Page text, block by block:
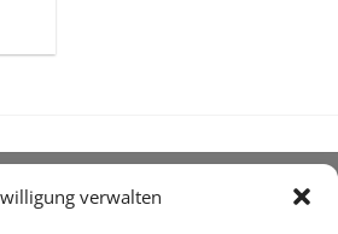
verwalten